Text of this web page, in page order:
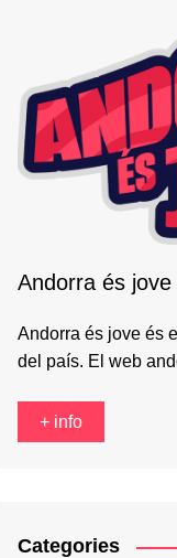
Andorra és jove
Andorra és jove és
del país. El web
+ info
Categories